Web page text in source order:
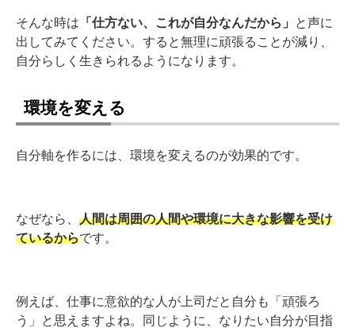
そんな時は 「仕方ない、これが自分なんだから」
と声に
出してみてください。すると無理に頑張ることが減り、
自分らしく生きられるようになります。
環境を変える
自分軸を作るには、環境を変えるのが効果的です。
なぜなら、 人間は周囲の人間や環境に大きな影響を受け
ているからです。
例えば、仕事に意欲的な人が上司だと自分も「頑張ろ
う」と思えますよね。同じように、なりたい自分が目指